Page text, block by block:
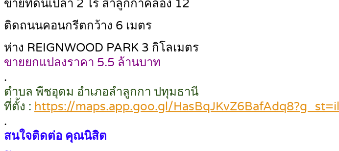
ขายที่ดินเปล่า 2 ไร่ ลำลูกกาคลอง 12
ติดถนนคอนกรีตกว้าง 6 เมตร
ห่าง REIGNWOOD PARK 3 กิโลเมตร
ขายยกแปลงราคา 5.5 ล้านบาท
.
ตำบล พืชอุดม อำเภอลำลูกกา ปทุมธานี
ที่ตั้ง : https://maps.app.goo.gl/HasBqJKvZ6BafAdq8?g_st=il
.
สนใจติดต่อ คุณนิสิต